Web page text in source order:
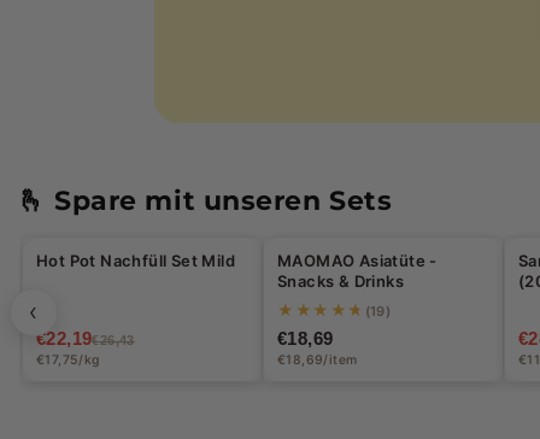
🫰 Spare mit unseren Sets
‹
-16%
Hot Pot Nachfüll Set Mild
€22,19€26,43
€17,75/kg
MAOMAO Asiatüte -
Snacks & Drinks
★★★★★ (19)
€18,69
€18,69/item
-